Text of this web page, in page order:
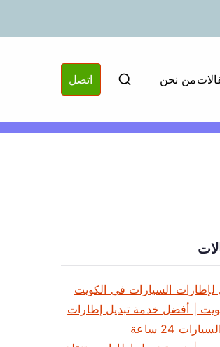
من نحن اتصل
لإطارات السيارات في الكويت
| أفضل خدمة تبديل إطارات
24 ساعة